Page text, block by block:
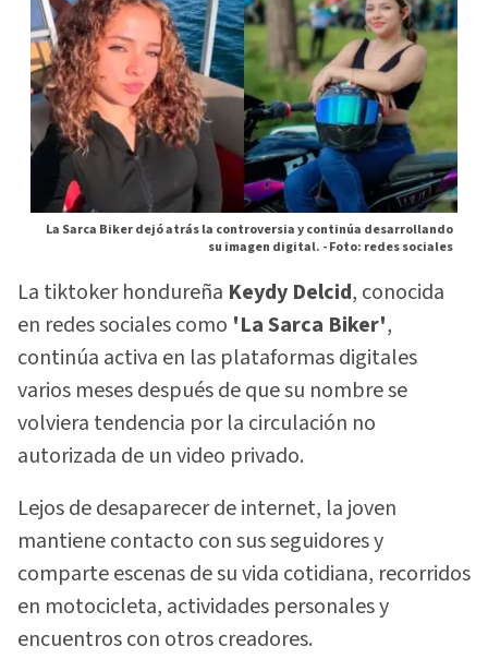
La Sarca Biker dejó atrás la controversia y continúa desarrollando
su imagen digital. -Foto: redes sociales
La tiktoker hondureña Keydy Delcid, conocida
en redes sociales como 'La Sarca Biker',
continúa activa en las plataformas digitales
varios meses después de que su nombre se
volviera tendencia por la circulación no
autorizada de un video privado.
Lejos de desaparecer de internet, la joven
mantiene contacto con sus seguidores y
comparte escenas de su vida cotidiana, recorridos
en motocicleta, actividades personales y
encuentros con otros creadores.